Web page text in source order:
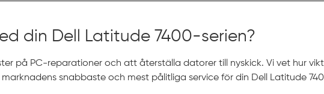
din Dell Latitude 7400-serien?
på PC-reparationer och att återställa datorer till nyskick. Vi vet hur
snabbaste och mest pålitliga service för din Dell Latitude